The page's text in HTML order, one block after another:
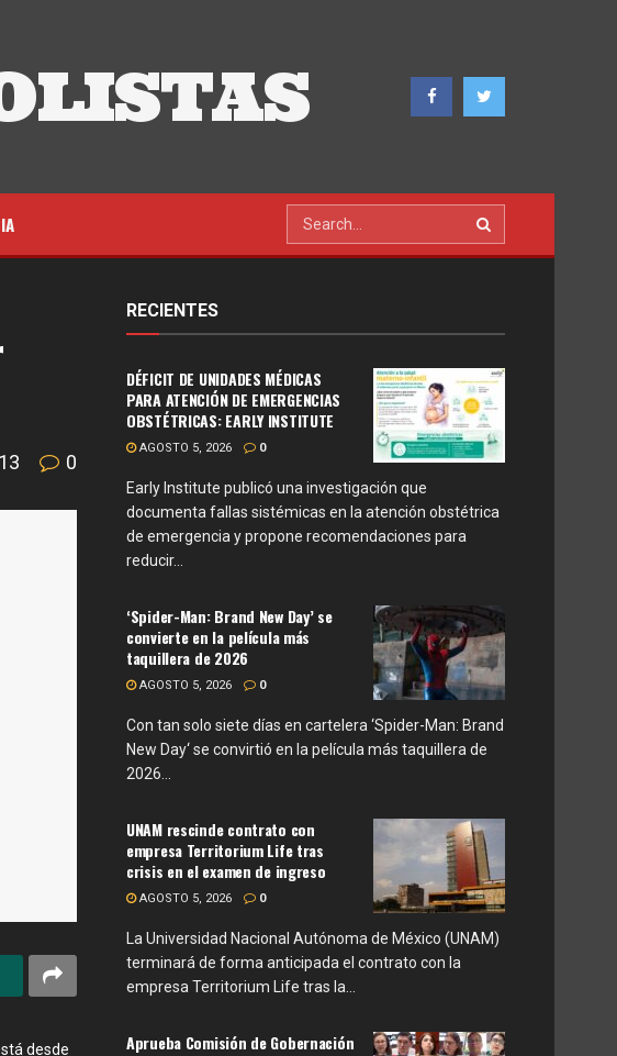
0
desde
RECIENTES
DÉFICIT DE UNIDADES MÉDICAS
PARA ATENCIÓN DE EMERGENCIAS
OBSTÉTRICAS: EARLY INSTITUTE
AGOSTO 5, 2026 0
Early Institute publicó una investigación que
documenta fallas sistémicas en la atención obstétrica
de emergencia y propone recomendaciones para
reducir...
‘Spider-Man: Brand New Day’ se
convierte en la película más
taquillera de 2026
AGOSTO 5, 2026 0
Con tan solo siete días en cartelera ‘Spider-Man: Brand
New Day‘ se convirtió en la película más taquillera de
2026...
UNAM rescinde contrato con
empresa Territorium Life tras
crisis en el examen de ingreso
AGOSTO 5, 2026 0
La Universidad Nacional Autónoma de México (UNAM)
terminará de forma anticipada el contrato con la
empresa Territorium Life tras la...
Aprueba Comisión de Gobernación